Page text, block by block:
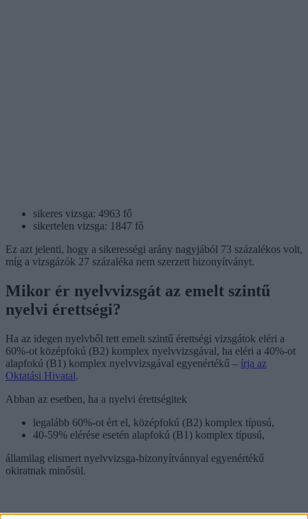
sikeres vizsga: 4963 fő
sikertelen vizsga: 1847 fő
Ez azt jelenti, hogy a sikerességi arány nagyjából 73 százalékos volt,
míg a vizsgázók 27 százaléka nem szerzett bizonyítványt.
Mikor ér nyelvvizsgát az emelt szintű
nyelvi érettségi?
Ha az idegen nyelvből tett emelt szintű érettségi vizsgátok eléri a
60%-ot középfokú (B2) komplex nyelvvizsgával, ha eléri a 40%-ot
alapfokú (B1) komplex nyelvvizsgával egyenértékű – írja az
Oktatási Hivatal.
Abban az esetben, ha a nyelvi érettségitek
legalább 60%-ot ért el, középfokú (B2) komplex típusú,
40-59% elérése esetén alapfokú (B1) komplex típusú,
államilag elismert nyelvvizsga-bizonyítvánnyal egyenértékű
okiratnak minősül.